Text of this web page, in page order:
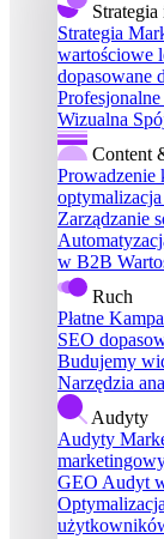
Strategia
wartościowe
dopasowane
Wizualna
Content
Prowadzenie
Zarządzanie
w B2B
Ruch
Płatne
SEO
Budujemy
Narzędzia
Audyty
Audyty
GEO Audyt